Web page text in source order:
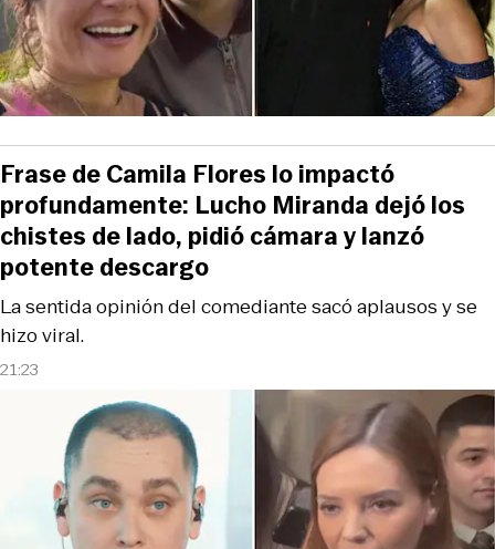
21:23
La sentida opinión del comediante sacó aplausos y se
hizo viral.
Frase de Camila Flores lo impactó
profundamente: Lucho Miranda dejó los
chistes de lado, pidió cámara y lanzó
potente descargo